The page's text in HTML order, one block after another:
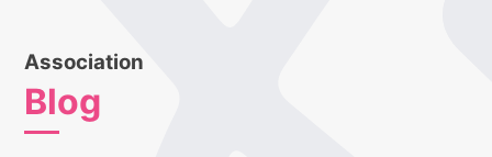
Association
Blog